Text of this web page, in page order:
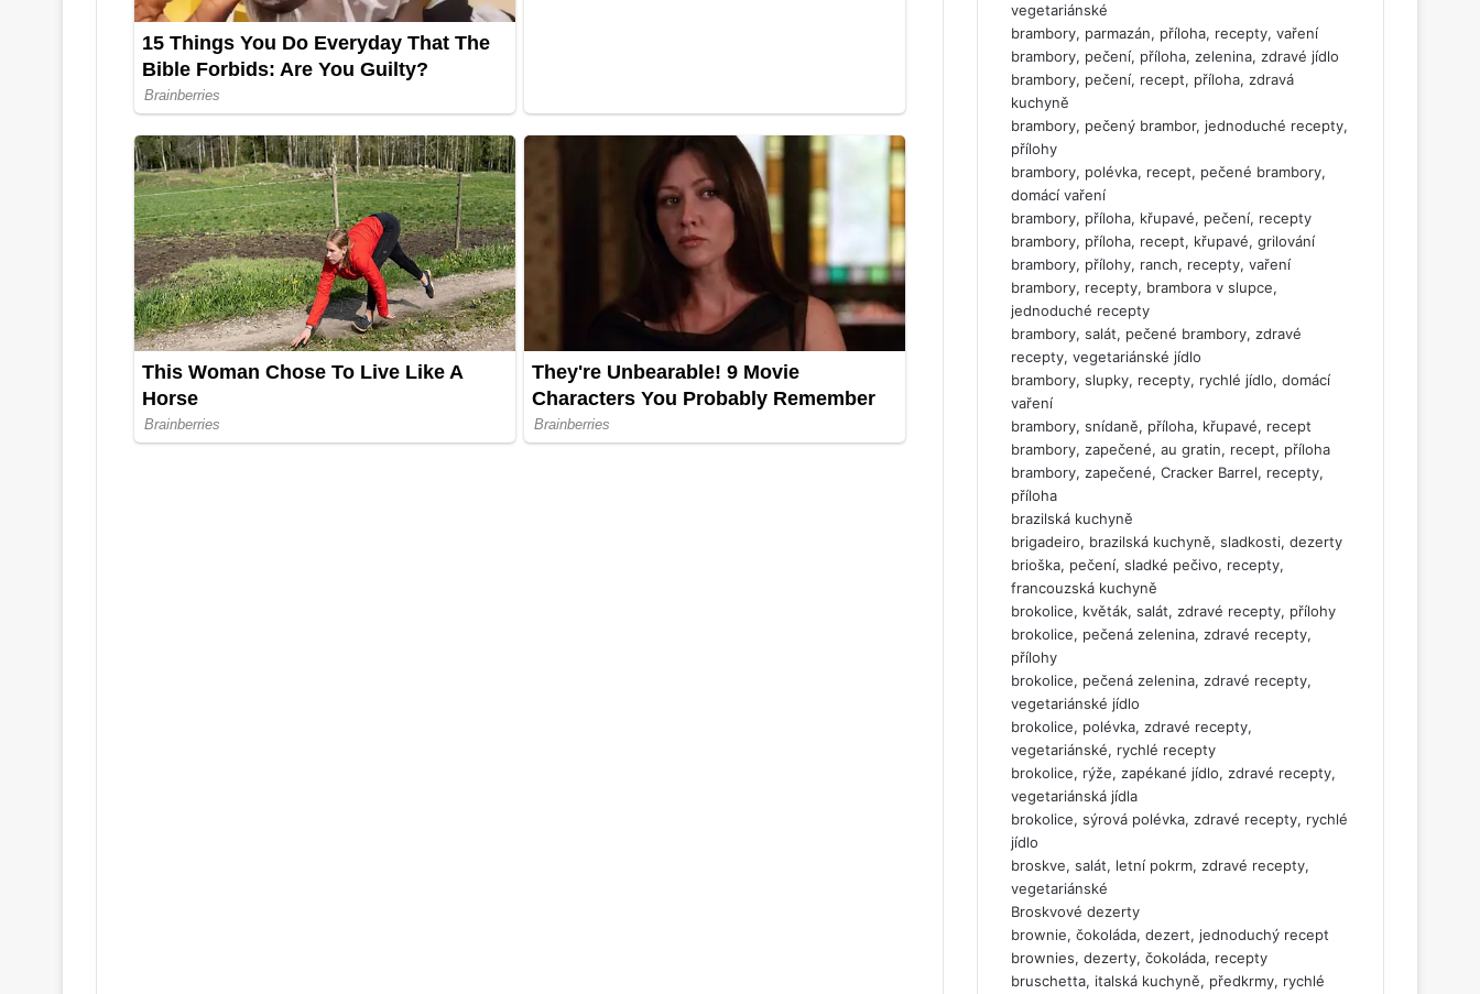
vegetariánské
brambory, parmazán, příloha, recepty, vaření
brambory, pečení, příloha, zelenina, zdravé jídlo
brambory, pečení, recept, příloha, zdravá
kuchyně
brambory, pečený brambor, jednoduché recepty,
přílohy
brambory, polévka, recept, pečené brambory,
domácí vaření
brambory, příloha, křupavé, pečení, recepty
brambory, příloha, recept, křupavé, grilování
brambory, přílohy, ranch, recepty, vaření
brambory, recepty, brambora v slupce,
jednoduché recepty
brambory, salát, pečené brambory, zdravé
recepty, vegetariánské jídlo
brambory, slupky, recepty, rychlé jídlo, domácí
vaření
brambory, snídaně, příloha, křupavé, recept
brambory, zapečené, au gratin, recept, příloha
brambory, zapečené, Cracker Barrel, recepty,
příloha
brazilská kuchyně
brigadeiro, brazilská kuchyně, sladkosti, dezerty
brioška, pečení, sladké pečivo, recepty,
francouzská kuchyně
brokolice, květák, salát, zdravé recepty, přílohy
brokolice, pečená zelenina, zdravé recepty,
přílohy
brokolice, pečená zelenina, zdravé recepty,
vegetariánské jídlo
brokolice, polévka, zdravé recepty,
vegetariánské, rychlé recepty
brokolice, rýže, zapékané jídlo, zdravé recepty,
vegetariánská jídla
brokolice, sýrová polévka, zdravé recepty, rychlé
jídlo
broskve, salát, letní pokrm, zdravé recepty,
vegetariánské
Broskvové dezerty
brownie, čokoláda, dezert, jednoduchý recept
brownies, dezerty, čokoláda, recepty
bruschetta, italská kuchyně, předkrmy, rychlé